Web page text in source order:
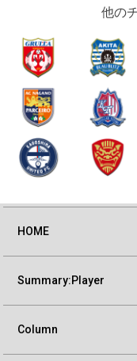
他の
HOME
Summary:Player
Column